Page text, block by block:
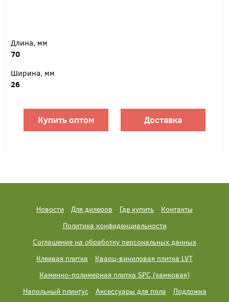
Длина, мм
70
Ширина, мм
26
Купить оптом Доставка
Новости Для дилеров Где купить
Контакты
Политика конфиденциальности
Соглашение на обработку персональных данных
Клеевая плитка
Кварц-виниловая плитка LVT
Каменно-полимерная плитка SPC (замковая)
Напольный плинтус
Аксессуары для пола
Подложка